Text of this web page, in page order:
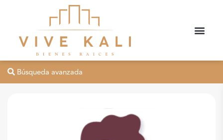
Búsqueda avanzada